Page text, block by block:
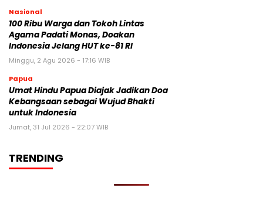
Nasional
100 Ribu Warga dan Tokoh Lintas
Agama Padati Monas, Doakan
Indonesia Jelang HUT ke-81 RI
Minggu, 2 Agu 2026 - 17:16 WIB
Papua
Umat Hindu Papua Diajak Jadikan Doa
Kebangsaan sebagai Wujud Bhakti
untuk Indonesia
Jumat, 31 Jul 2026 - 22:07 WIB
TRENDING